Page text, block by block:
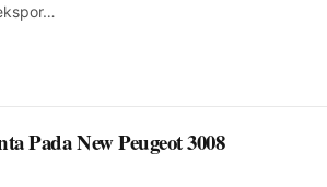
Pada New Peugeot 3008